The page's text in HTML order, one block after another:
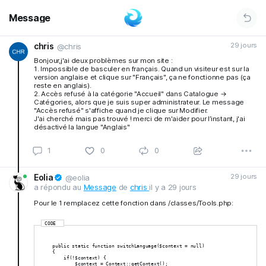
Message
chris @chris
29 jours
Bonjour,j'ai deux problèmes sur mon site :
1. Impossible de basculer en français. Quand un visiteur est sur la
version anglaise et clique sur "Français", ça ne fonctionne pas (ça
reste en anglais).
2. Accès refusé à la catégorie "Accueil" dans Catalogue →
Catégories, alors que je suis super administrateur. Le message
"Accès refusé" s'affiche quand je clique sur Modifier.
J'ai cherché mais pas trouvé ! merci de m'aider pour l’instant, j'ai
désactivé la langue "Anglais"
1 0 0
Eolia @eolia 29 jours
a répondu au Message de chris il y a 29 jours
Pour le 1 remplacez cette fonction dans /classes/Tools.php:
CODE
    public static function switchLanguage($context = null)
    {
        if(!$context) {
            $context = Context::getContext();